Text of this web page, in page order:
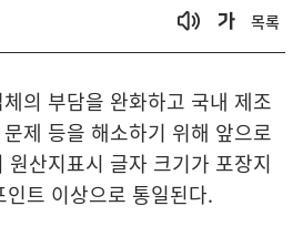
목록
의 부담을 완화하고 국내 제조
제 등을 해소하기 위해 앞으로
원산지표시 글자 크기가 포장지
트 이상으로 통일된다.